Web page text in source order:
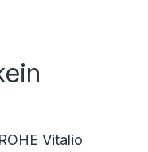
Vitalio